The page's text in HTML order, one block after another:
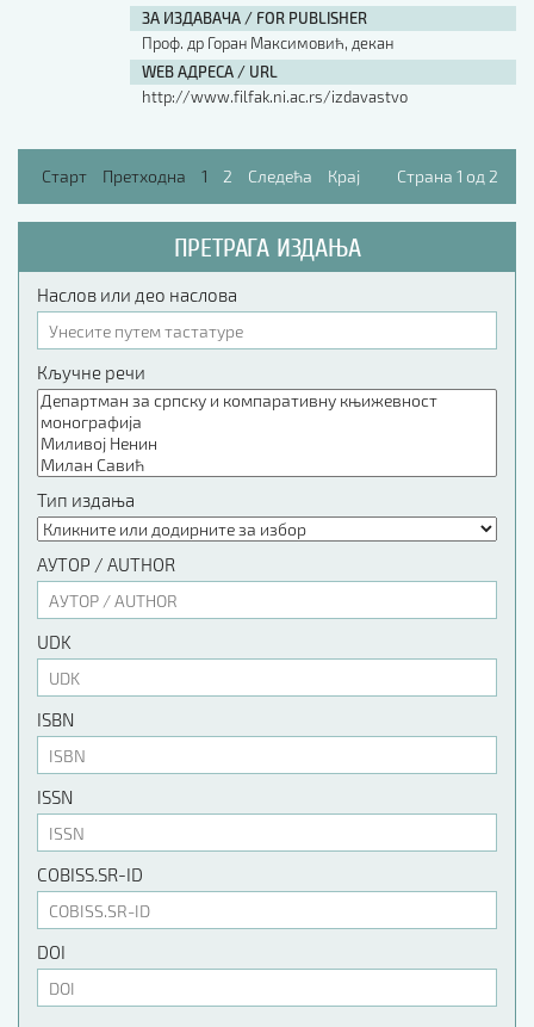
ЗА ИЗДАВАЧА / FOR PUBLISHER
Проф. др Горан Максимовић, декан
WEB АДРЕСА / URL
http://www.filfak.ni.ac.rs/izdavastvo
Старт Претходна 1 2 Следећа Крај Страна 1 од 2
ПРЕТРАГА ИЗДАЊА
Наслов или део наслова
Кључне речи
Тип издања
АУТОР / AUTHOR
UDK
ISBN
ISSN
COBISS.SR-ID
DOI